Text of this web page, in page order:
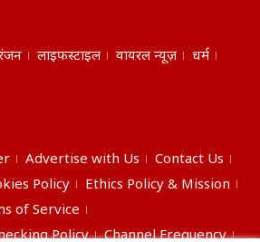
लाइफस्टाइल वायरल न्यूज़
धर्म
Advertise with Us
Contact Us
Policy
Ethics Policy & Mission
of Service
Policy
Channel Frequency